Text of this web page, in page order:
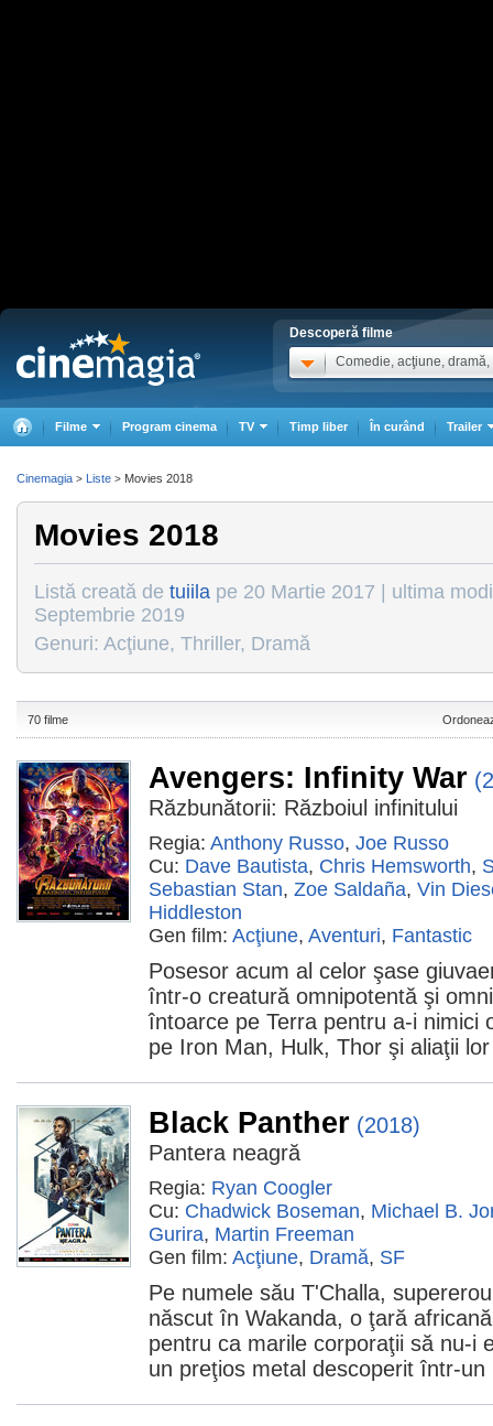
Descoperă filme
Comedie, acţiune, dramă,
Filme Program cinema TV Timp liber În curând Trailer
Movies 2018
Listă creată de tuiila pe 20 Martie 2017 | ultima
Septembrie 2019
Genuri: Acţiune, Thriller, Dramă
70 filme
Avengers: Infinity War
Răzbunătorii: Războiul infinitului
Regia: Anthony Russo, Joe Russo
Cu: Dave Bautista, Chris Hemsworth,
Sebastian Stan, Zoe Saldaña, Vin
Hiddleston
Gen film: Acţiune, Aventuri, Fantastic
Posesor acum al celor şase
într-o creatură omnipotentă şi
întoarce pe Terra pentru a-i nimici
pe Iron Man, Hulk, Thor şi aliaţii lor
Black Panther (2018)
Pantera neagră
Regia: Ryan Coogler
Cu: Chadwick Boseman, Michael B.
Gurira, Martin Freeman
Gen film: Acţiune, Dramă, SF
Pe numele său T'Challa,
născut în Wakanda, o ţară
pentru ca marile corporaţii să nu-i
un preţios metal descoperit într-un
Cinemagia > Liste > Movies 2018